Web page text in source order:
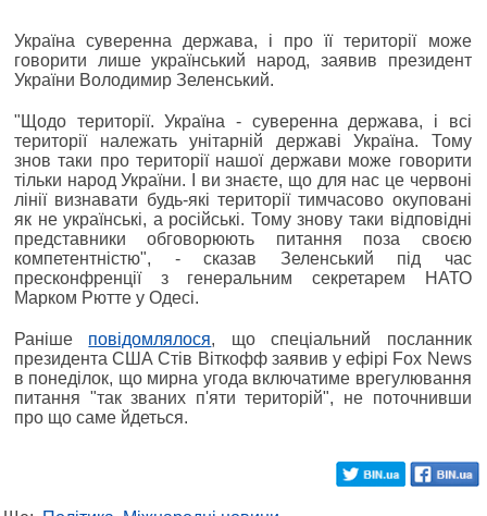
Україна суверенна держава, і про її території може
говорити лише український народ, заявив президент
України Володимир Зеленський.
"Щодо території. Україна - суверенна держава, і всі
території належать унітарній державі Україна. Тому
знов таки про території нашої держави може говорити
тільки народ України. І ви знаєте, що для нас це червоні
лінії визнавати будь-які території тимчасово окуповані
як не українські, а російські. Тому знову таки відповідні
представники обговорюють питання поза своєю
компетентністю", - сказав Зеленський під час
пресконфренції з генеральним секретарем НАТО
Марком Рютте у Одесі.
Раніше повідомлялося, що спеціальний посланник
президента США Стів Віткофф заявив у ефірі Fox News
в понеділок, що мирна угода включатиме врегулювання
питання "так званих п'яти територій", не поточнивши
про що саме йдеться.